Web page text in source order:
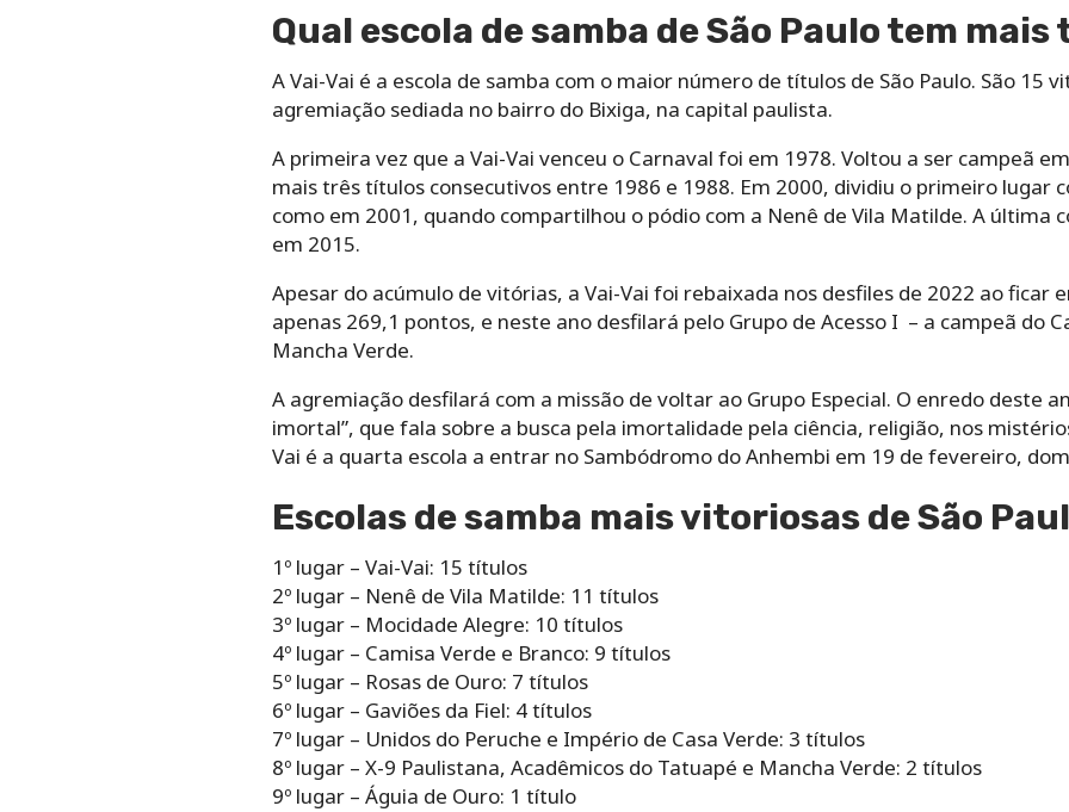
Qual escola de samba de São Paulo tem
A Vai-Vai é a escola de samba com o maior número de títulos de São Paulo. São 15
agremiação sediada no bairro do Bixiga, na capital paulista.
A primeira vez que a Vai-Vai venceu o Carnaval foi em 1978. Voltou a ser campeã
mais três títulos consecutivos entre 1986 e 1988. Em 2000, dividiu o primeiro lugar
como em 2001, quando compartilhou o pódio com a Nenê de Vila Matilde. A última
em 2015.
Apesar do acúmulo de vitórias, a Vai-Vai foi rebaixada nos desfiles de 2022 ao ficar
apenas 269,1 pontos, e neste ano desfilará pelo Grupo de Acesso I – a campeã do
Mancha Verde.
A agremiação desfilará com a missão de voltar ao Grupo Especial. O enredo deste
imortal”, que fala sobre a busca pela imortalidade pela ciência, religião, nos
Vai é a quarta escola a entrar no Sambódromo do Anhembi em 19 de fevereiro,
Escolas de samba mais vitoriosas de São
1º lugar – Vai-Vai: 15 títulos
2º lugar – Nenê de Vila Matilde: 11 títulos
3º lugar – Mocidade Alegre: 10 títulos
4º lugar – Camisa Verde e Branco: 9 títulos
5º lugar – Rosas de Ouro: 7 títulos
6º lugar – Gaviões da Fiel: 4 títulos
7º lugar – Unidos do Peruche e Império de Casa Verde: 3 títulos
8º lugar – X-9 Paulistana, Acadêmicos do Tatuapé e Mancha Verde: 2 títulos
9º lugar – Águia de Ouro: 1 título